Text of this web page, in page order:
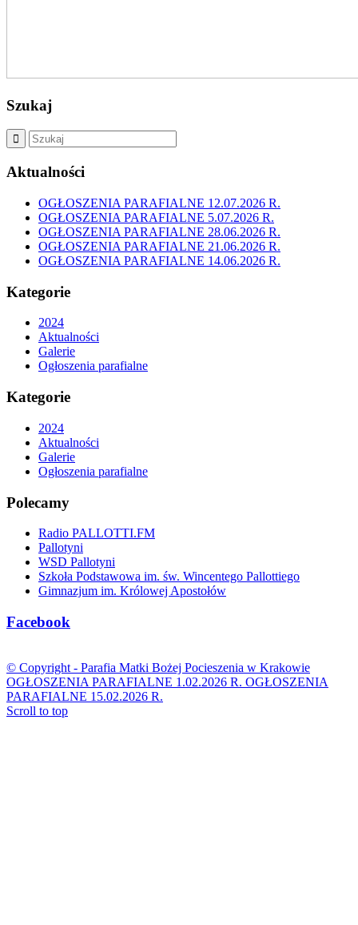
Szukaj
Aktualności
OGŁOSZENIA PARAFIALNE 12.07.2026 R.
OGŁOSZENIA PARAFIALNE 5.07.2026 R.
OGŁOSZENIA PARAFIALNE 28.06.2026 R.
OGŁOSZENIA PARAFIALNE 21.06.2026 R.
OGŁOSZENIA PARAFIALNE 14.06.2026 R.
Kategorie
2024
Aktualności
Galerie
Ogłoszenia parafialne
Kategorie
2024
Aktualności
Galerie
Ogłoszenia parafialne
Polecamy
Radio PALLOTTI.FM
Pallotyni
WSD Pallotyni
Szkoła Podstawowa im. św. Wincentego Pallottiego
Gimnazjum im. Królowej Apostołów
Facebook
© Copyright - Parafia Matki Bożej Pocieszenia w Krakowie
OGŁOSZENIA PARAFIALNE 1.02.2026 R. OGŁOSZENIA
PARAFIALNE 15.02.2026 R.
Scroll to top